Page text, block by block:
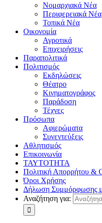
Νομαρχιακά Νέα
Περιφερειακά Νέα
Τοπικά Νέα
Οικονομία
Αγροτικά
Επιχειρήσεις
Παραπολιτικά
Πολιτισμός
Εκδηλώσεις
Θέατρο
Κινηματογράφος
Παράδοση
Τέχνες
Πρόσωπα
Αφιερώματα
Συνεντεύξεις
Αθλητισμός
Επικοινωνία
ΤΑΥΤΟΤΗΤΑ
Πολιτική Απορρήτου &
Όροι Χρήσης
Δήλωση Συμμόρφωσης
Αναζήτηση για: